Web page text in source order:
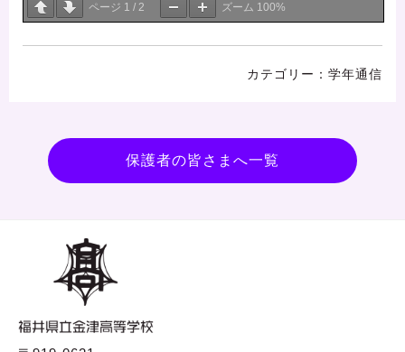
ページ 1 / 2 ズーム 100%
学年通信
保護者の皆さまへ一覧